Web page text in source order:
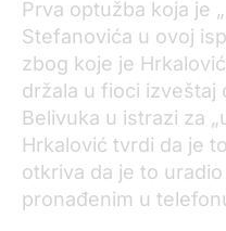
Prva optužba koja je
Stefanovića u ovoj
zbog koje je
držala u fioci izveštaj
Belivuka u istrazi za
Hrkalović tvrdi da je
otkriva da je to
pronađenim u